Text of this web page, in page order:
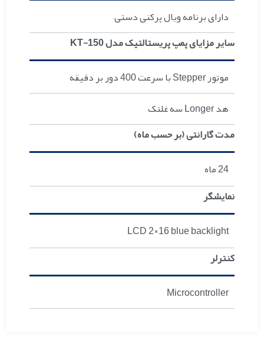
دارای برنامه ویال پرکنی دستی
سایر مزایای پمپ پریستالتیک مدل KT-150
موتور Stepper با سرعت 400 دور بر دقیقه
هد Longer سه غلتک
مدت گارانتی (بر حسب ماه)
24 ماه
نمایشگر
LCD 2×16 blue backlight
کنترلر
Microcontroller